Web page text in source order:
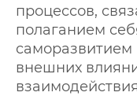
процессов,
полаганием
внешних